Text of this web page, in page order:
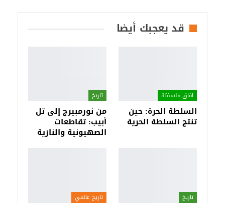
قد يعجبك أيضا
آفاق فلسفيّة‎
السلطة الحرة: حين
تنتج السلطة الحرية
تاريخ
من نورمبيرج إلى تل
أبيب: تقاطعات
الصهيونية والنازية
تاريخ تاريخ عالمي